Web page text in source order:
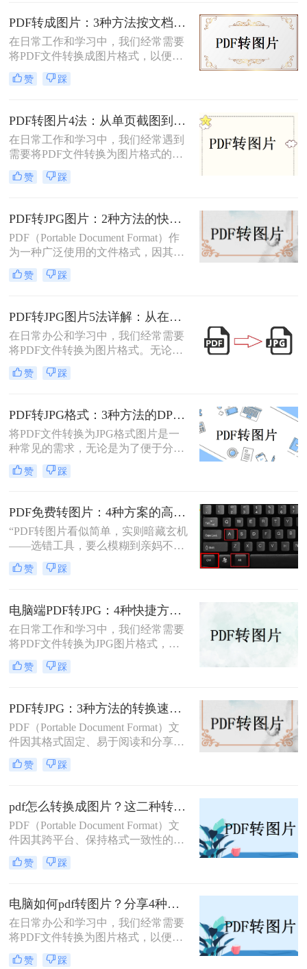
式，以便更方便地在不同设备或软件
上进行查看和编辑。那么pdf怎么转换
成jpg图片呢？本文将介绍四种常用的
将PDF文件转换为JPG图片的方法，
帮助您根据不同的需求选择最合适的
方式。
PDF转成图片：3种方法按文档类型（纯文本/图文/扫描件）选择！
在日常工作和学习中，我们经常需要
将PDF文件转换成图片格式，以便于
分享、打印或进行其他编辑操作。那
么pdf转成图片怎么转呢？本文将介绍
赞 踩
PDF转图片4法：从单页截图到批量导出的完整操作路径！
在日常工作和学习中，我们经常遇到
需要将PDF文件转换为图片格式的情
况。无论是制作PPT素材、在社交媒
体分享资料，还是在不方便打开PDF
把PDF转成图片都是一项必备技能。
本文将详细介绍4种实用的转换方
法，帮助您快速掌握这项技能。
赞 踩
PDF转JPG图片：2种方法的快捷操作和格式选择要点！
PDF（Portable Document Format）作
为一种广泛使用的文件格式，因其跨
平台、不易被篡改的特性而备受青
睐。然而，在某些情况下，我们可能
便于在更多设备上查看、分享或进行
编辑。那么怎么将pdf转换成jpg图片
呢？本文将介绍两种将PDF转换成
JPG图片的方法，包括使用专业软件
和在线转换工具，帮助大家轻松应对
这一需求。
赞 踩
PDF转JPG图片5法详解：从在线工具到桌面端全路径对比！
在日常办公和学习中，我们经常需要
将PDF文件转换为图片格式。无论是
为了方便分享、嵌入演示文稿，还是
为了保护文档内容不被随意编辑，掌
实用的技能。本文将详细介绍5种经
过验证的有效方法，帮助您根据不同
场景选择最适合的解决方案。
赞 踩
PDF转JPG格式：3种方法的DPI设置和清晰度调节技巧！
将PDF文件转换为JPG格式图片是一
种常见的需求，无论是为了便于分
享、编辑还是其他用途。那么PDF转
jpg格式图片怎么弄呢？本文将介绍一
赞 踩
PDF免费转图片：4种方案的高清输出设置和无损转换要点！
“PDF转图片看似简单，实则暗藏玄机
——选错工具，要么模糊到亲妈不
认，要么操作复杂到怀疑人生。那么
pdf怎么免费转换成图片呢？”作为深
给大家扒一扒免费且高效的PDF转图
片方法，覆盖不同场景需求，看完直
接抄作业！
赞 踩
电脑端PDF转JPG：4种快捷方法的操作步骤和常见格式问题！
在日常工作和学习中，我们经常需要
将PDF文件转换为JPG图片格式，以
便于在网页上分享、在演示中插入或
简单地打印出来。那么电脑怎么把pdf
同的方法，帮助你在电脑上轻松完成
PDF到JPG的转换。
赞 踩
PDF转JPG：3种方法的转换速度、清晰度和文件体积对比！
PDF（Portable Document Format）文
件因其格式固定、易于阅读和分享而
广受欢迎。然而，在某些情况下，我
们可能需要将PDF文件转换为JPG图
享或嵌入到其他文档中。那么pdf怎么
转换成jpg呢？本文将介绍三种将PDF
转换成JPG的实用方法。
赞 踩
pdf怎么转换成图片？这二种转换方法较为实用！
PDF（Portable Document Format）文
件因其跨平台、保持格式一致性的特
性而被广泛使用。然而，在某些情况
下，我们可能希望将PDF内容转换为
印。那么pdf怎么转换成图片呢？本文
将介绍两种将PDF转换成图片的方
法。
赞 踩
电脑如何pdf转图片？分享4种常见方法~！
在日常办公和学习中，我们经常需要
将PDF文件转换为图片格式，以便更
好地进行分享、编辑或保存。那么电
脑如何pdf转图片呢？本文介绍四种常
赞 踩